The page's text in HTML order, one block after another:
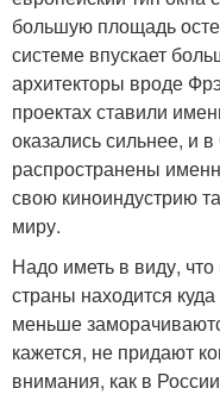
большую площадь
системе впускает
архитекторы вроде
проектах ставили
оказались сильнее,
распространены
свою киноиндустрию
миру.
Надо иметь в виду,
страны находится
меньше
кажется, не придают
внимания, как в